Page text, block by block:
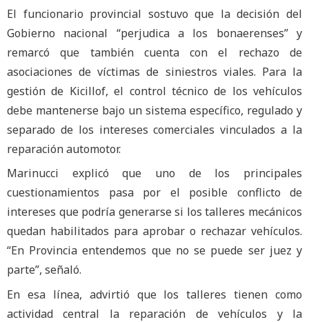
El funcionario provincial sostuvo que la decisión del
Gobierno nacional “perjudica a los bonaerenses” y
remarcó que también cuenta con el rechazo de
asociaciones de víctimas de siniestros viales. Para la
gestión de Kicillof, el control técnico de los vehículos
debe mantenerse bajo un sistema específico, regulado y
separado de los intereses comerciales vinculados a la
reparación automotor.
Marinucci explicó que uno de los principales
cuestionamientos pasa por el posible conflicto de
intereses que podría generarse si los talleres mecánicos
quedan habilitados para aprobar o rechazar vehículos.
“En Provincia entendemos que no se puede ser juez y
parte”, señaló.
En esa línea, advirtió que los talleres tienen como
actividad central la reparación de vehículos y la